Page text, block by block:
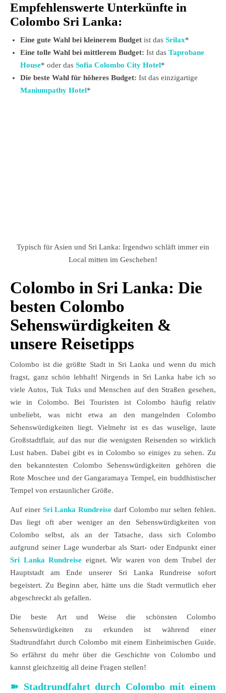
Empfehlenswerte Unterkünfte in
Colombo Sri Lanka:
Eine gute Wahl bei kleinerem Budget ist das Srilax*
Eine tolle Wahl bei mittlerem Budget: Ist das Taprobane
House* oder das Sofia Colombo City Hotel*
Die beste Wahl für höheres Budget: Ist das einzigartige
Maniumpathy Hotel*
Typisch für Asien und Sri Lanka: Irgendwo schläft immer ein
Local mitten im Geschehen!
Colombo in Sri Lanka: Die
besten Colombo
Sehenswürdigkeiten &
unsere Reisetipps
Colombo ist die größte Stadt in Sri Lanka und wenn du mich
fragst, ganz schön lebhaft! Nirgends in Sri Lanka habe ich so
viele Autos, Tuk Tuks und Menschen auf den Straßen gesehen,
wie in Colombo. Bei Touristen ist Colombo häufig relativ
unbeliebt, was nicht etwa an den mangelnden Colombo
Sehenswürdigkeiten liegt. Vielmehr ist es das wuselige, laute
Großstadtflair, auf das nur die wenigsten Reisenden so wirklich
Lust haben. Dabei gibt es in Colombo so einiges zu sehen. Zu
den bekanntesten Colombo Sehenswürdigkeiten gehören die
Rote Moschee und der Gangaramaya Tempel, ein buddhistischer
Tempel von erstaunlicher Größe.
Auf einer Sri Lanka Rundreise darf Colombo nur selten fehlen.
Das liegt oft aber weniger an den Sehenswürdigkeiten von
Colombo selbst, als an der Tatsache, dass sich Colombo
aufgrund seiner Lage wunderbar als Start- oder Endpunkt einer
Sri Lanka Rundreise eignet. Wir waren von dem Trubel der
Hauptstadt am Ende unserer Sri Lanka Rundreise sofort
begeistert. Zu Beginn aber, hätte uns die Stadt vermutlich eher
abgeschreckt als gefallen.
Die beste Art und Weise die schönsten Colombo
Sehenswürdigkeiten zu erkunden ist während einer
Stadtrundfahrt durch Colombo mit einem Einheimischen Guide.
So erfährst du mehr über die Geschichte von Colombo und
kannst gleichzeitig all deine Fragen stellen!
➽ Stadtrundfahrt durch Colombo mit einem